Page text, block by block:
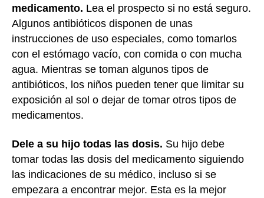
medicamento. Lea el prospecto si no está seguro.
Algunos antibióticos disponen de unas
instrucciones de uso especiales, como tomarlos
con el estómago vacío, con comida o con mucha
agua. Mientras se toman algunos tipos de
antibióticos, los niños pueden tener que limitar su
exposición al sol o dejar de tomar otros tipos de
medicamentos.
Dele a su hijo todas las dosis. Su hijo debe
tomar todas las dosis del medicamento siguiendo
las indicaciones de su médico, incluso si se
empezara a encontrar mejor. Esta es la mejor